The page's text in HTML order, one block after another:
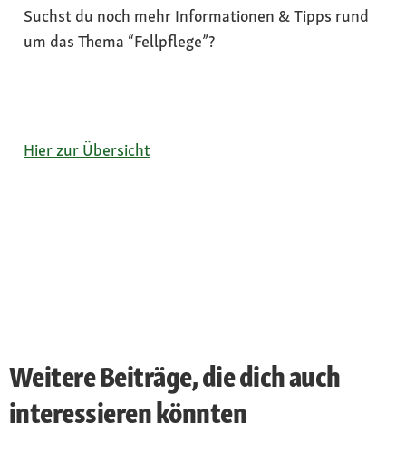
Suchst du noch mehr Informationen & Tipps rund
um das Thema “Fellpflege”?
Hier zur Übersicht
Weitere Beiträge, die dich auch
interessieren könnten